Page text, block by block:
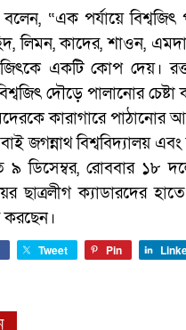
“এক পর্যায়ে
লিমন, কাদের, শাওন,
একটি কোপ দেয়।
দৌড়ে পালানোর
কারাগারে
জগন্নাথ বিশ্ববিদ্যালয়
৯ ডিসেম্বর, রোববার ১৮
ছাত্রলীগ ক্যাডারদের
Tweet Pin